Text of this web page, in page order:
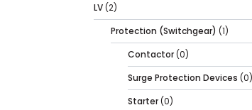
LV (2)
Protection (Switchgear) (1)
Contactor (0)
Surge Protection Devices (0)
Starter (0)